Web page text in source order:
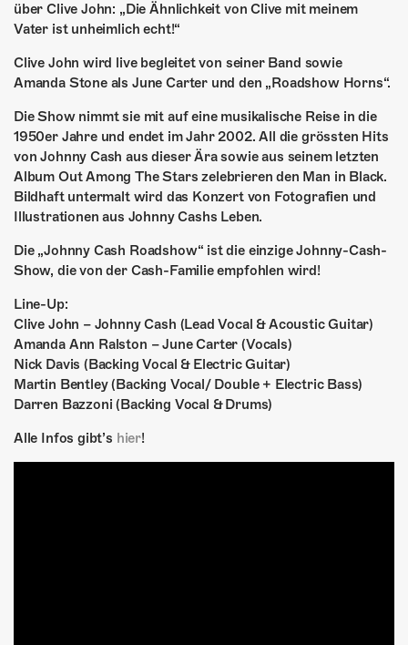
über Clive John: „Die Ähnlichkeit von Clive mit meinem
Vater ist unheimlich echt!“
Clive John wird live begleitet von seiner Band sowie
Amanda Stone als June Carter und den „Roadshow Horns“.
Die Show nimmt sie mit auf eine musikalische Reise in die
1950er Jahre und endet im Jahr 2002. All die grössten Hits
von Johnny Cash aus dieser Ära sowie aus seinem letzten
Album Out Among The Stars zelebrieren den Man in Black.
Bildhaft untermalt wird das Konzert von Fotografien und
Illustrationen aus Johnny Cashs Leben.
Die „Johnny Cash Roadshow“ ist die einzige Johnny-Cash-
Show, die von der Cash-Familie empfohlen wird!
Line-Up:
Clive John – Johnny Cash (Lead Vocal & Acoustic Guitar)
Amanda Ann Ralston – June Carter (Vocals)
Nick Davis (Backing Vocal & Electric Guitar)
Martin Bentley (Backing Vocal/ Double + Electric Bass)
Darren Bazzoni (Backing Vocal & Drums)
Alle Infos gibt’s hier!